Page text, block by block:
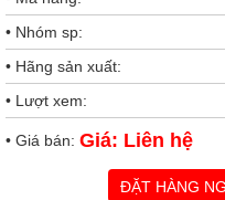
• Nhóm sp:
• Hãng sản xuất:
• Lượt xem:
• Giá bán: Giá: Liên hệ
ĐẶT HÀNG